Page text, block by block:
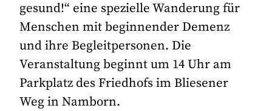
gesund!“ eine spezielle Wanderung für
Menschen mit beginnender Demenz
und ihre Begleitpersonen. Die
Veranstaltung beginnt um 14 Uhr am
Parkplatz des Friedhofs im Bliesener
Weg in Namborn.